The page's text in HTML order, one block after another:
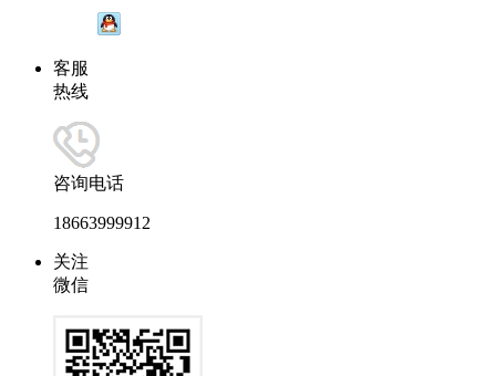
客服
热线
咨询电话
18663999912
关注
微信